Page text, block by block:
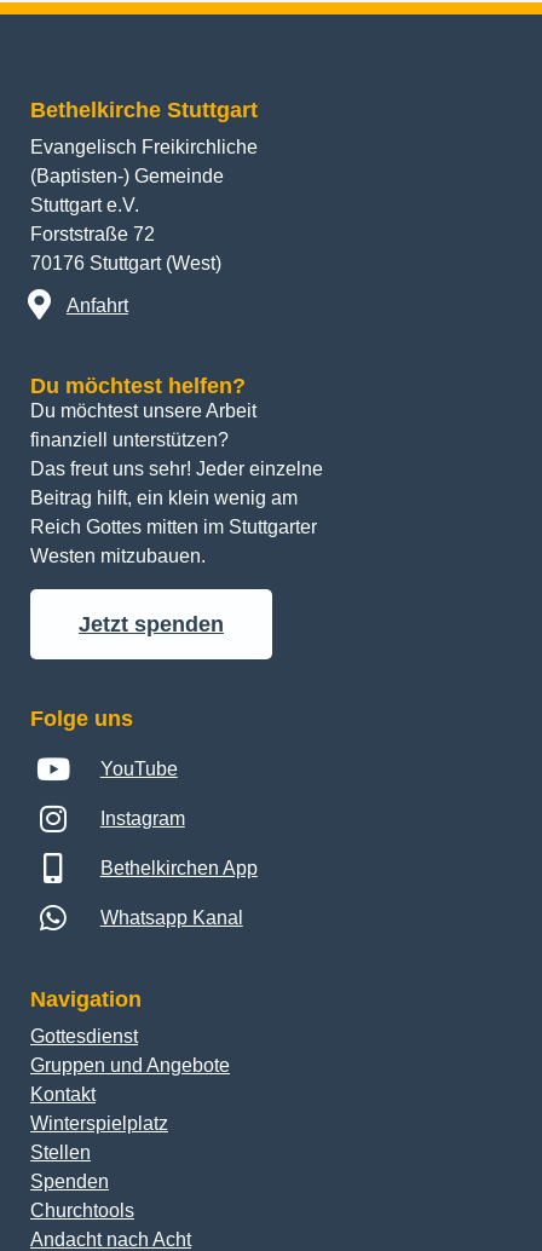
Bethelkirche Stuttgart
Evangelisch Freikirchliche
(Baptisten-) Gemeinde
Stuttgart e.V.
Forststraße 72
70176 Stuttgart (West)
Anfahrt
Du möchtest helfen?
Du möchtest unsere Arbeit
finanziell unterstützen?
Das freut uns sehr! Jeder einzelne
Beitrag hilft, ein klein wenig am
Reich Gottes mitten im Stuttgarter
Westen mitzubauen.
Jetzt spenden
Folge uns
YouTube
Instagram
Bethelkirchen App
Whatsapp Kanal
Navigation
Gottesdienst
Gruppen und Angebote
Kontakt
Winterspielplatz
Stellen
Spenden
Churchtools
Andacht nach Acht